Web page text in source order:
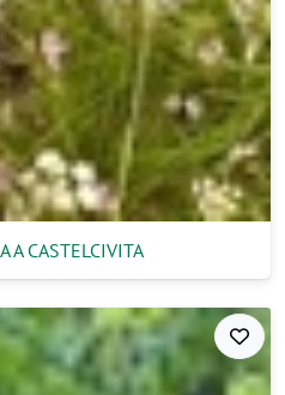
A CASTELCIVITA